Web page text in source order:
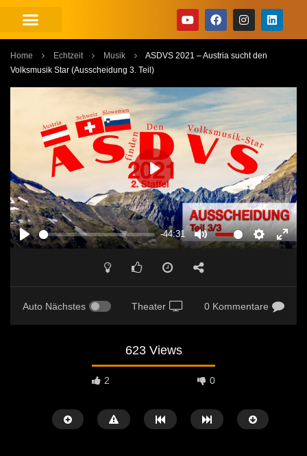
Home Echtzeit Musik
ASDVS 2021 – Austria sucht den
Volksmusik Star (Ausscheidung 3. Teil)
PLAY
-44:31
MUTE SETTINGS
PLAY
Auto Nächstes Theater 0 Kommentare
623 Views
2 0